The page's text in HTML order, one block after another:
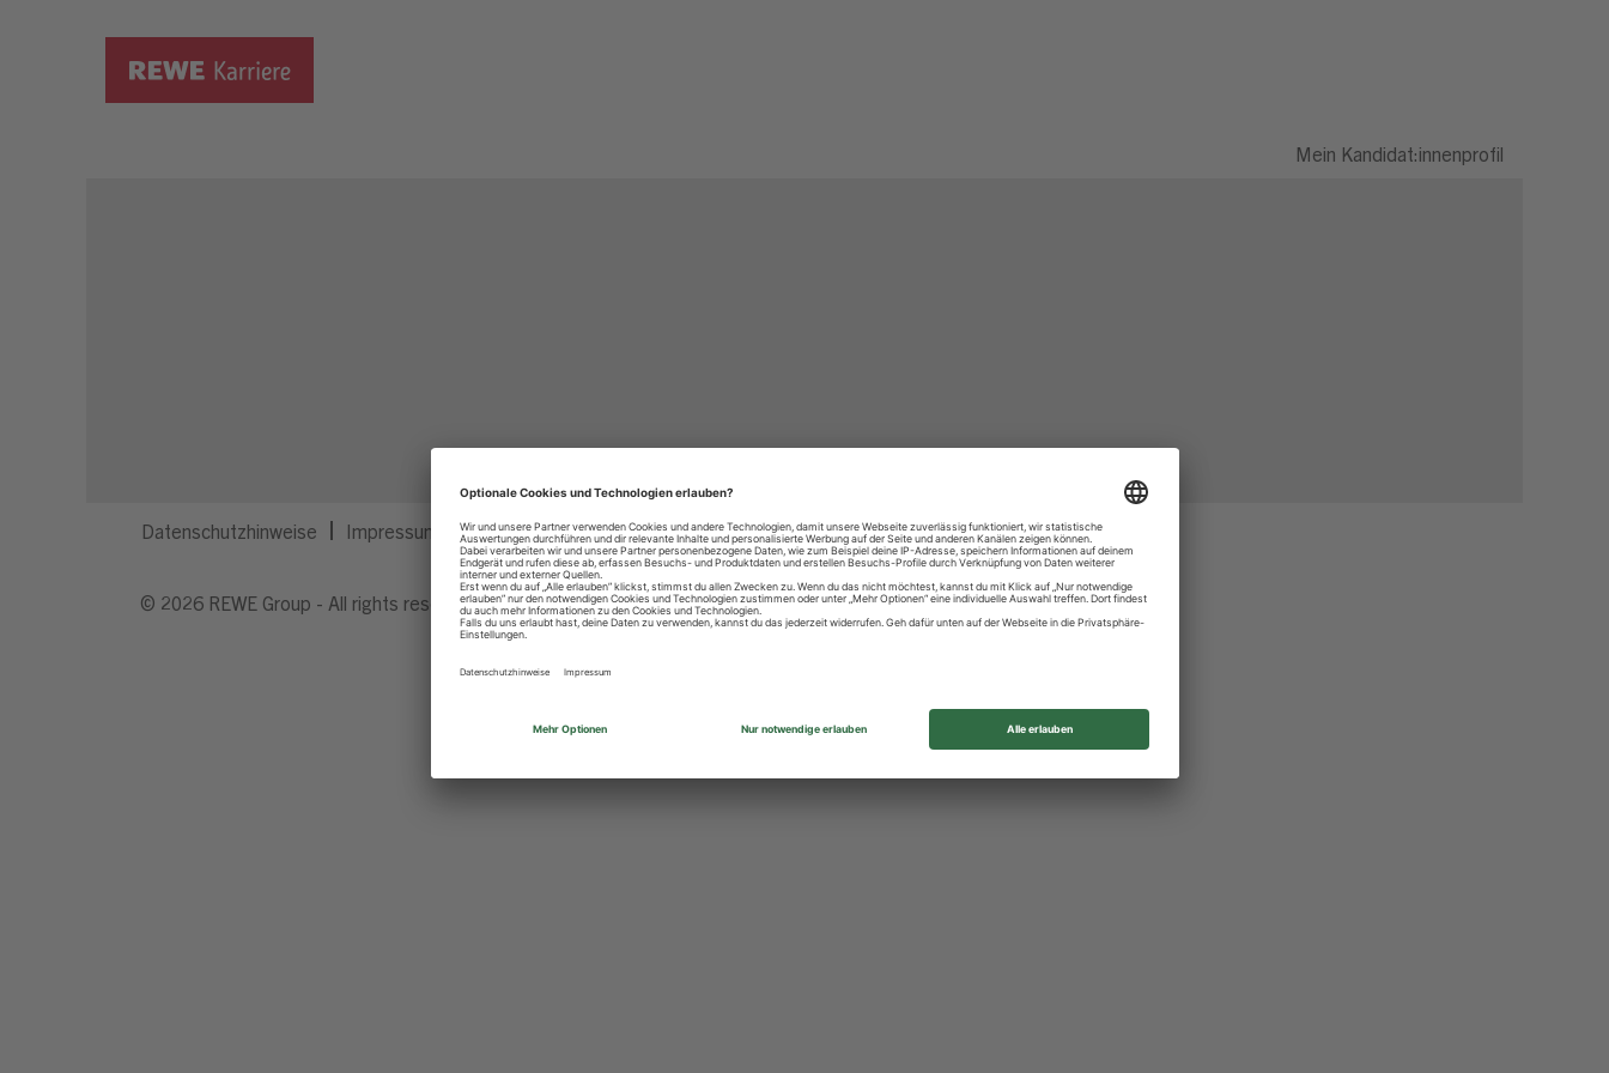
Mein Kandidat:innenprofil
Datenschutzhinweise Impressum Privatsphäre-Einstellungen
© 2026 REWE Group - All rights reserved